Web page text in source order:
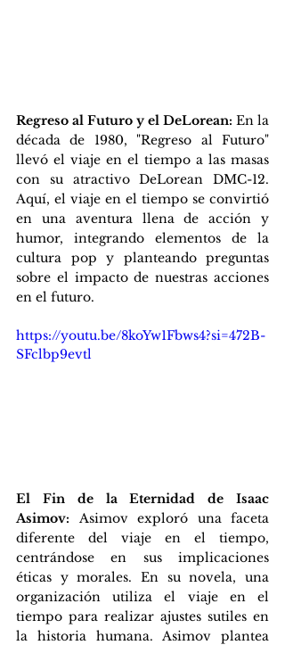
Regreso al Futuro y el DeLorean: En la
década de 1980, "Regreso al Futuro"
llevó el viaje en el tiempo a las masas
con su atractivo DeLorean DMC-12.
Aquí, el viaje en el tiempo se convirtió
en una aventura llena de acción y
humor, integrando elementos de la
cultura pop y planteando preguntas
sobre el impacto de nuestras acciones
en el futuro.
https://youtu.be/8koYw1Fbws4?si=472B-
SFclbp9evtl
El Fin de la Eternidad de Isaac
Asimov: Asimov exploró una faceta
diferente del viaje en el tiempo,
centrándose en sus implicaciones
éticas y morales. En su novela, una
organización utiliza el viaje en el
tiempo para realizar ajustes sutiles en
la historia humana. Asimov plantea